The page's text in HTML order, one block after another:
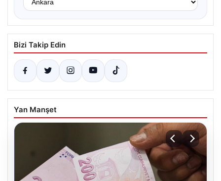
Bizi Takip Edin
Yan Manşet